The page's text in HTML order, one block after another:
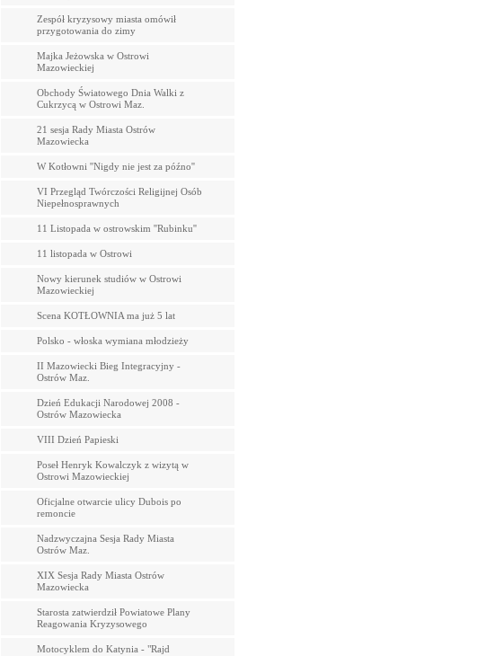
Zespół kryzysowy miasta omówił
przygotowania do zimy
Majka Jeżowska w Ostrowi
Mazowieckiej
Obchody Światowego Dnia Walki z
Cukrzycą w Ostrowi Maz.
21 sesja Rady Miasta Ostrów
Mazowiecka
W Kotłowni ''Nigdy nie jest za późno''
VI Przegląd Twórczości Religijnej Osób
Niepełnosprawnych
11 Listopada w ostrowskim ''Rubinku''
11 listopada w Ostrowi
Nowy kierunek studiów w Ostrowi
Mazowieckiej
Scena KOTŁOWNIA ma już 5 lat
Polsko - włoska wymiana młodzieży
II Mazowiecki Bieg Integracyjny -
Ostrów Maz.
Dzień Edukacji Narodowej 2008 -
Ostrów Mazowiecka
VIII Dzień Papieski
Poseł Henryk Kowalczyk z wizytą w
Ostrowi Mazowieckiej
Oficjalne otwarcie ulicy Dubois po
remoncie
Nadzwyczajna Sesja Rady Miasta
Ostrów Maz.
XIX Sesja Rady Miasta Ostrów
Mazowiecka
Starosta zatwierdził Powiatowe Plany
Reagowania Kryzysowego
Motocyklem do Katynia - "Rajd